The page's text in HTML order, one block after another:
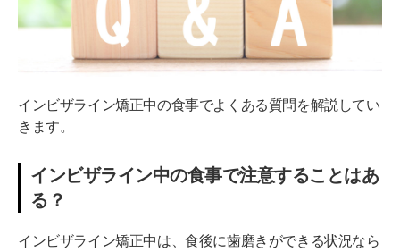
インビザライン矯正中の食事でよくある質問を解説してい
きます。
インビザライン中の食事で注意することはあ
る？
インビザライン矯正中は、食後に歯磨きができる状況なら